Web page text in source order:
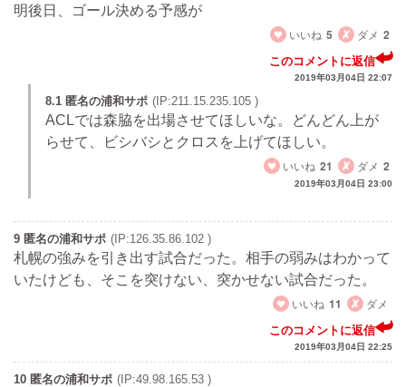
明後日、ゴール決める予感が
いいね 5 ダメ 2
このコメントに返信
2019年03月04日 22:07
8.1 匿名の浦和サポ (IP:211.15.235.105 )
ACLでは森脇を出場させてほしいな。どんどん上が
らせて、ビシバシとクロスを上げてほしい。
いいね 21 ダメ 2
2019年03月04日 23:00
9 匿名の浦和サポ (IP:126.35.86.102 )
札幌の強みを引き出す試合だった。相手の弱みはわかって
いたけども、そこを突けない、突かせない試合だった。
いいね 11 ダメ
このコメントに返信
2019年03月04日 22:25
10 匿名の浦和サポ (IP:49.98.165.53 )